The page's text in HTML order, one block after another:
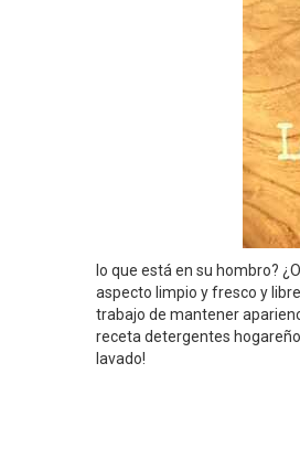
lo que está en su hombro?
aspecto limpio y fresco y
trabajo de mantener
receta detergentes
lavado!